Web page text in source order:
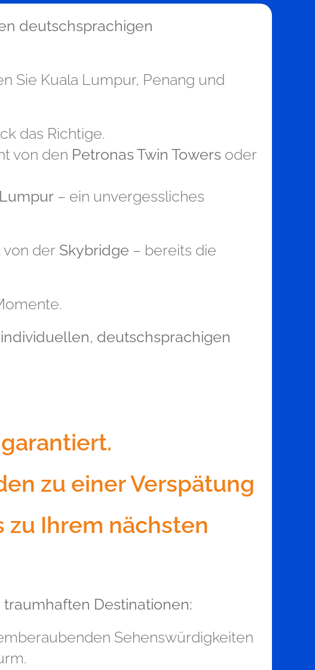
deutschsprachigen
Sie Kuala Lumpur, Penang und
das Richtige.
von den Petronas Twin Towers oder
– ein unvergessliches
der Skybridge – bereits die
deutschsprachigen
zu einer Verspätung
zu Ihrem nächsten
Destinationen:
Sehenswürdigkeiten